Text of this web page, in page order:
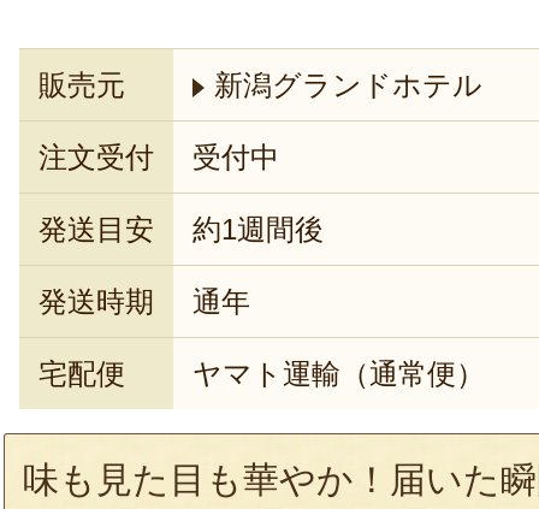
販売元 新潟グランドホテル
注文受付 受付中
発送目安 約1週間後
発送時期 通年
宅配便 ヤマト運輸（通常便）
味も見た目も華やか！届いた